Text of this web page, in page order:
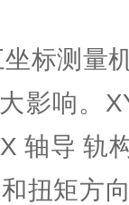
标测量
影响。
轴导 轨
扭矩方